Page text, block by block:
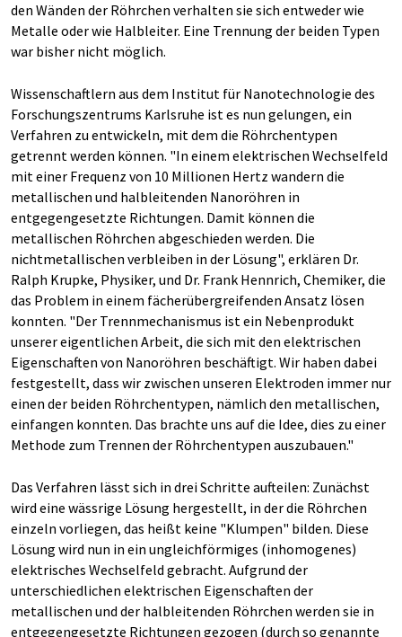
den Wänden der Röhrchen verhalten sie sich entweder wie
Metalle oder wie Halbleiter. Eine Trennung der beiden Typen
war bisher nicht möglich.
Wissenschaftlern aus dem Institut für Nanotechnologie des
Forschungszentrums Karlsruhe ist es nun gelungen, ein
Verfahren zu entwickeln, mit dem die Röhrchentypen
getrennt werden können. "In einem elektrischen Wechselfeld
mit einer Frequenz von 10 Millionen Hertz wandern die
metallischen und halbleitenden Nanoröhren in
entgegengesetzte Richtungen. Damit können die
metallischen Röhrchen abgeschieden werden. Die
nichtmetallischen verbleiben in der Lösung", erklären Dr.
Ralph Krupke, Physiker, und Dr. Frank Hennrich, Chemiker, die
das Problem in einem fächerübergreifenden Ansatz lösen
konnten. "Der Trennmechanismus ist ein Nebenprodukt
unserer eigentlichen Arbeit, die sich mit den elektrischen
Eigenschaften von Nanoröhren beschäftigt. Wir haben dabei
festgestellt, dass wir zwischen unseren Elektroden immer nur
einen der beiden Röhrchentypen, nämlich den metallischen,
einfangen konnten. Das brachte uns auf die Idee, dies zu einer
Methode zum Trennen der Röhrchentypen auszubauen."
Das Verfahren lässt sich in drei Schritte aufteilen: Zunächst
wird eine wässrige Lösung hergestellt, in der die Röhrchen
einzeln vorliegen, das heißt keine "Klumpen" bilden. Diese
Lösung wird nun in ein ungleichförmiges (inhomogenes)
elektrisches Wechselfeld gebracht. Aufgrund der
unterschiedlichen elektrischen Eigenschaften der
metallischen und der halbleitenden Röhrchen werden sie in
entgegengesetzte Richtungen gezogen (durch so genannte